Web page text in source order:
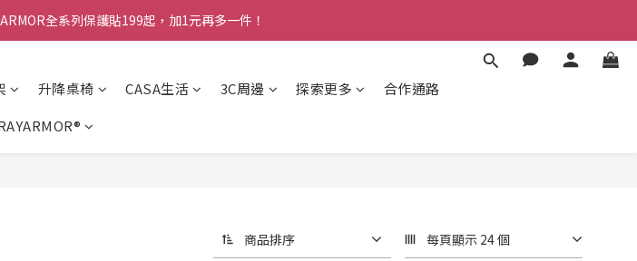
全系列保護貼199起，加1元再多一件！
升降桌椅 CASA生活 3C周邊 探索更多
合作通路
商品排序 每頁顯示 24 個